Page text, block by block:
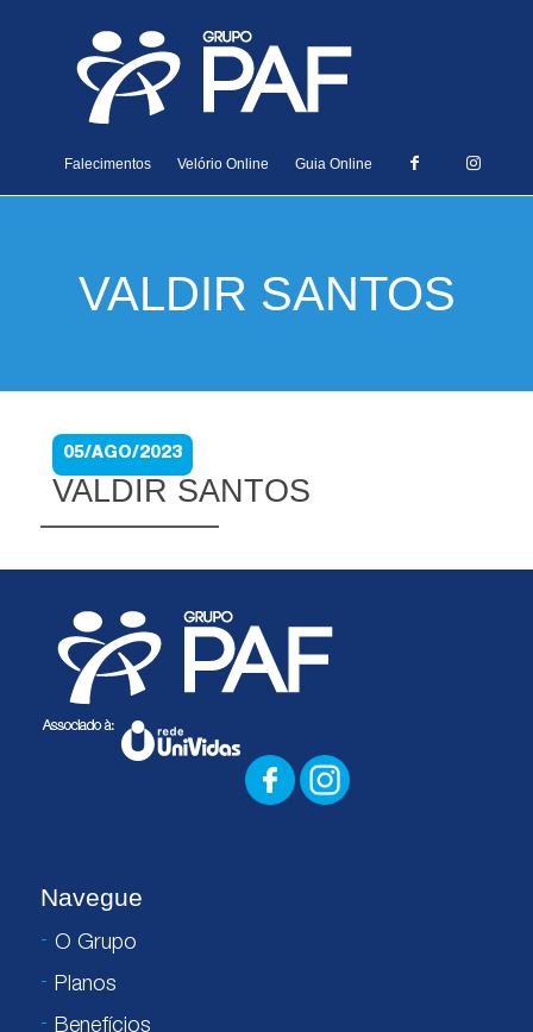
Falecimentos Velório Online Guia Online
VALDIR SANTOS
05/AGO/2023
VALDIR SANTOS
Navegue
O Grupo
Planos
Benefícios